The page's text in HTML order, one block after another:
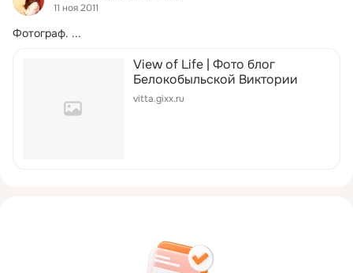
11 ноя 2011
Фотограф. ...
View of Life | Фото блог
Белокобыльской Виктории
vitta.gixx.ru